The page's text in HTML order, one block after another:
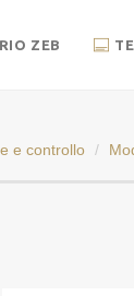
ZEB
e controllo